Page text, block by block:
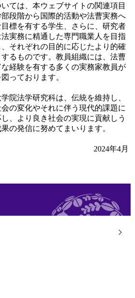
ては、本ウェブサイトの関連項目
段階から国際的活動や法曹実務へ
標を有する学生、さらに、研究者
実務に精通した専門職業人を目指
それぞれの目的に応じたより的確
るものです。教員組織には、法曹
経験を有する多くの実務家教員が
っております。
院法学研究科は、伝統を維持し、
の変化やそれに伴う現代的課題に
、より良き社会の実現に貢献しう
の発信に努めてまいります。
2024年4月